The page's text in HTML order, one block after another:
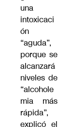
una
intoxicaci
ón
“aguda”,
porque se
alcanzará
niveles de
“alcohole
mia más
rápida”,
explicó el